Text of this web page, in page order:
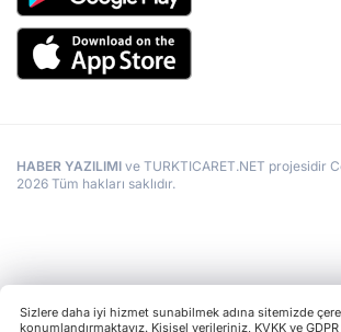
HABER YAZILIMI ve TURKTICARET.NET projesidir
2026 Tüm hakları saklıdır.
Sizlere daha iyi hizmet sunabilmek adına sitemizde
konumlandırmaktayız. Kişisel verileriniz, KVKK ve